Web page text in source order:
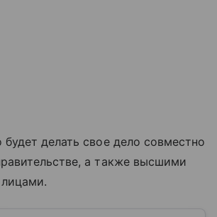
будет делать свое дело совместно
а также высшими